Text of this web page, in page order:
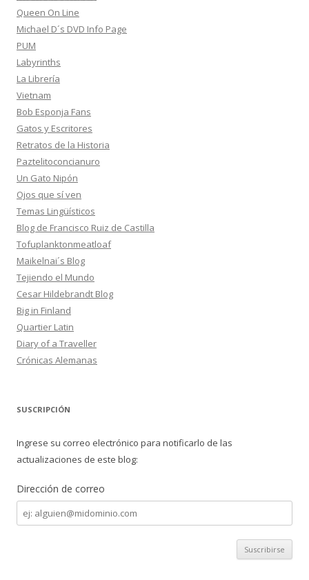
Queen On Line
Michael D´s DVD Info Page
PUM
Labyrinths
La Librería
Vietnam
Bob Esponja Fans
Gatos y Escritores
Retratos de la Historia
Paztelitoconcianuro
Un Gato Nipón
Ojos que sí ven
Temas Lingüísticos
Blog de Francisco Ruiz de Castilla
Tofuplanktonmeatloaf
Maikelnai´s Blog
Tejiendo el Mundo
Cesar Hildebrandt Blog
Big in Finland
Quartier Latin
Diary of a Traveller
Crónicas Alemanas
SUSCRIPCIÓN
Ingrese su correo electrónico para notificarlo de las
actualizaciones de este blog:
Dirección de correo
Dirección
de
correo